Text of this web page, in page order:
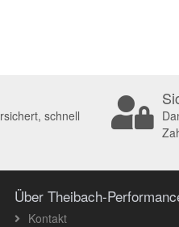
schnell
Über Theibach-
Kontakt